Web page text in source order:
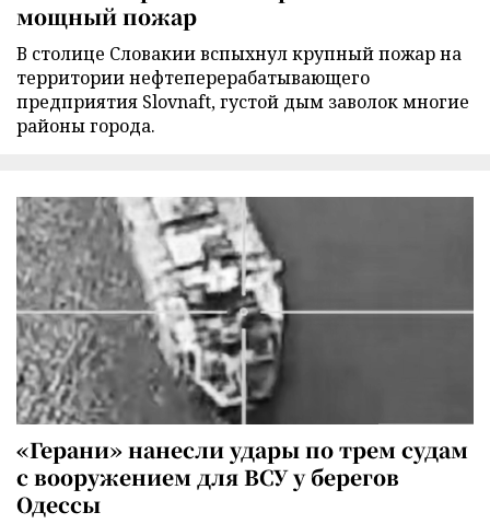
мощный пожар
В столице Словакии вспыхнул крупный пожар на
территории нефтеперерабатывающего
предприятия Slovnaft, густой дым заволок многие
районы города.
«Герани» нанесли удары по трем судам
с вооружением для ВСУ у берегов
Одессы